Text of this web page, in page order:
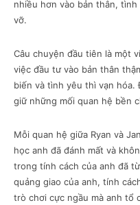
nhiều hơn vào bản thân,
vỡ.
Câu chuyện đầu tiên là một
việc đầu tư vào bản thân
biến và tình yêu thì vạn hóa.
giữ những mối quan hệ bền
Mỗi quan hệ giữa Ryan và
học anh đã đánh mất và
trong tính cách của anh đã
quảng giao của anh, tính
trò chơi cực ngầu mà anh tổ